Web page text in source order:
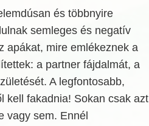
és többnyire
semleges és negatív
apákat, mire emlékeznek a
a partner fájdalmát, a
A legfontosabb,
kell fakadnia! Sokan csak azt
vagy sem. Ennél